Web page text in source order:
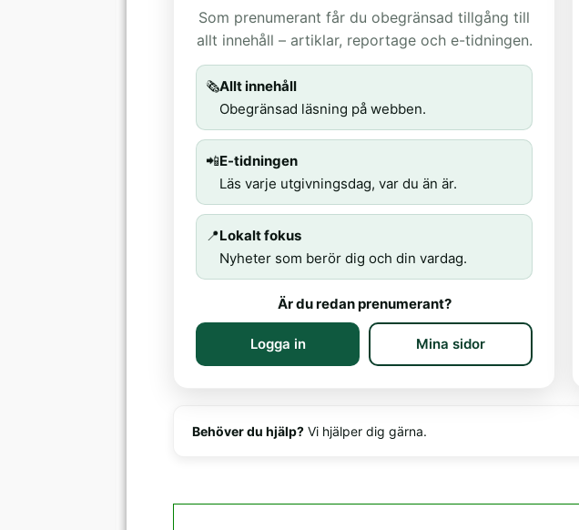
Som prenumerant får du obegränsad tillgång till
allt innehåll – artiklar, reportage och e-tidningen.
🗞️Allt innehåll
Obegränsad läsning på webben.
📲E-tidningen
Läs varje utgivningsdag, var du än är.
📍Lokalt fokus
Nyheter som berör dig och din vardag.
Är du redan prenumerant?
Logga in Mina sidor
Behöver du hjälp? Vi hjälper dig gärna.